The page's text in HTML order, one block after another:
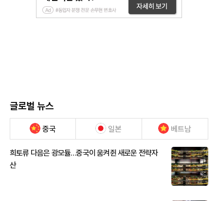
글로벌 뉴스
중국 일본 베트남
희토류 다음은 광모듈…중국이 움켜쥔 새로운 전략자
산